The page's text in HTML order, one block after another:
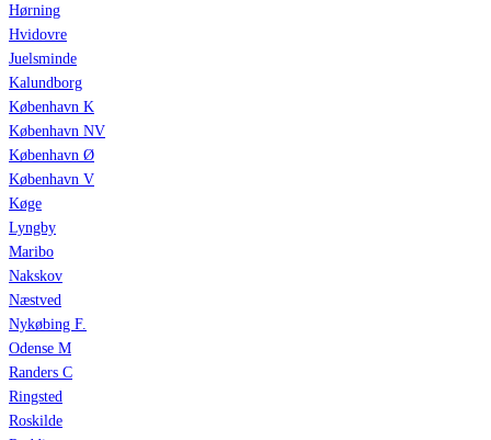
Hørning
Hvidovre
Juelsminde
Kalundborg
København K
København NV
København Ø
København V
Køge
Lyngby
Maribo
Nakskov
Næstved
Nykøbing F.
Odense M
Randers C
Ringsted
Roskilde